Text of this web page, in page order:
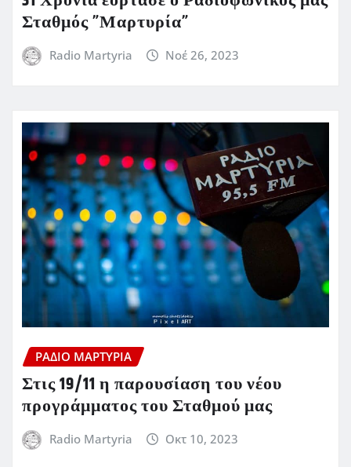
Σταθμός ”Μαρτυρία”
Radio Martyria Νοέ 26, 2023
ΡΆΔΙΟ ΜΑΡΤΥΡΊΑ
Στις 19/11 η παρουσίαση του νέου
προγράμματος του Σταθμού μας
Radio Martyria Οκτ 10, 2023